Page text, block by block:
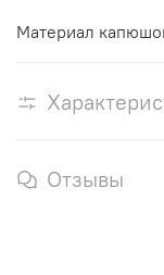
Материал
Отзывы